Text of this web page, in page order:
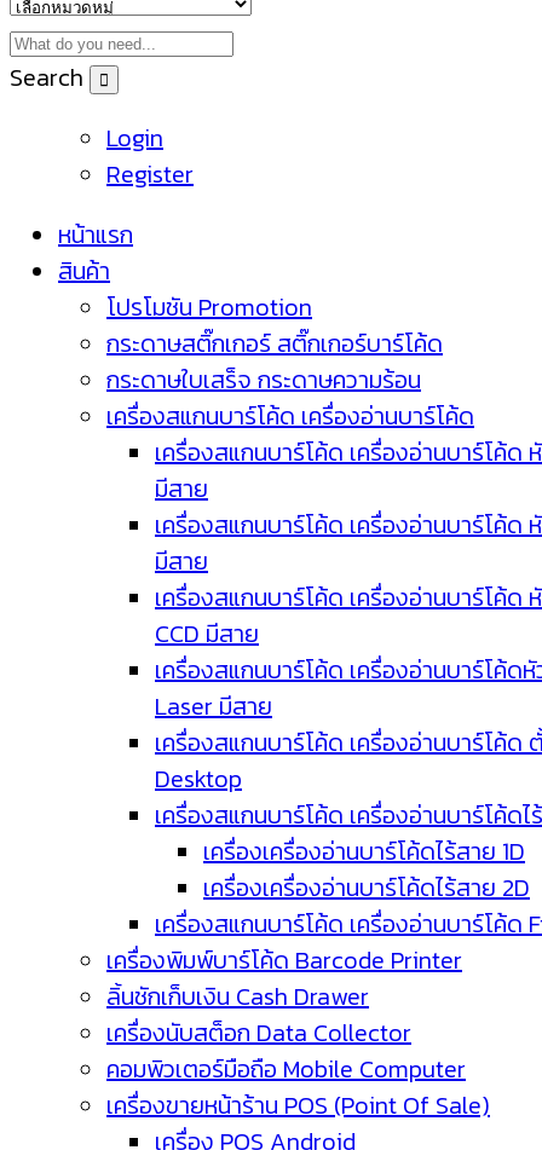
Search
Login
Register
หน้าแรก
สินค้า
โปรโมชัน Promotion
กระดาษสติ๊กเกอร์ สติ๊กเกอร์บาร์โค้ด
กระดาษใบเสร็จ กระดาษความร้อน
เครื่องสแกนบาร์โค้ด เครื่องอ่านบาร์โค้ด
เครื่องสแกนบาร์โค้ด เครื่องอ่านบาร์โค้ด
มีสาย
เครื่องสแกนบาร์โค้ด เครื่องอ่านบาร์โค้ด
มีสาย
เครื่องสแกนบาร์โค้ด เครื่องอ่านบาร์โค้ด
CCD มีสาย
เครื่องสแกนบาร์โค้ด เครื่องอ่านบาร์โค้ด
Laser มีสาย
เครื่องสแกนบาร์โค้ด เครื่องอ่านบาร์โค้ด
Desktop
เครื่องสแกนบาร์โค้ด เครื่องอ่านบาร์โค้ดไ
เครื่องเครื่องอ่านบาร์โค้ดไร้สาย 1D
เครื่องเครื่องอ่านบาร์โค้ดไร้สาย 2D
เครื่องสแกนบาร์โค้ด เครื่องอ่านบาร์โค้ด
เครื่องพิมพ์บาร์โค้ด Barcode Printer
ลิ้นชักเก็บเงิน Cash Drawer
เครื่องนับสต็อก Data Collector
คอมพิวเตอร์มือถือ Mobile Computer
เครื่องขายหน้าร้าน POS (Point Of Sale)
เครื่อง POS Android